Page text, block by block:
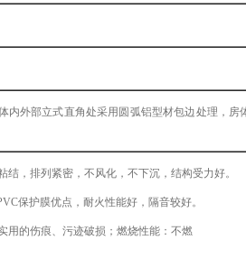
内外部立式直角处采用圆弧铝型材包边处理，房
结，排列紧密，不风化，不下沉，结构受力好。
保护膜优点 ， 耐火性能好，隔音较好。
用的伤痕、污迹破损 ； 燃烧性能：不燃